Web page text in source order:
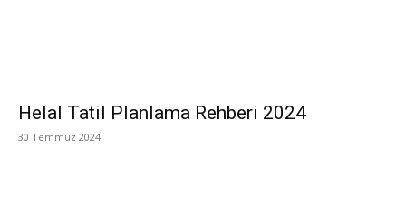
Helal Tatil Planlama Rehberi 2024
30 Temmuz 2024